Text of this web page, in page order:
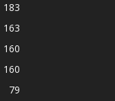
183
163
160
160
79